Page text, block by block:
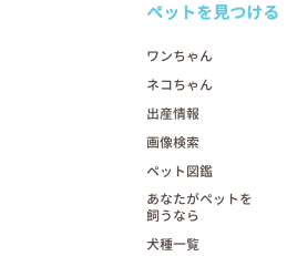
ペットを見つける
ワンちゃん
ネコちゃん
出産情報
画像検索
ペット図鑑
あなたがペットを
飼うなら
犬種一覧